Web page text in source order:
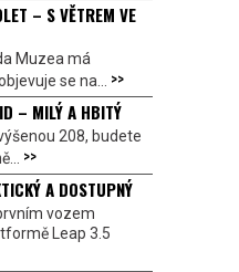
– S VĚTREM VE
Muzea má
se na... >>
– MILÝ A HBITÝ
208, budete
>>
A DOSTUPNÝ
vozem
Leap 3.5